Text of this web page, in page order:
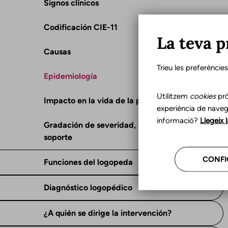
Signos clínicos
Codificación CIE-11
Causas
Epidemiología
Impacto en la vida de la persona
Gradación de severidad, consecuencias y
soporte
Funciones del logopeda
Diagnóstico logopédico
¿A quién se dirige la intervención?
La teva
Trieu les
Utilitzem cookies
experiència de
informació? Llegeix